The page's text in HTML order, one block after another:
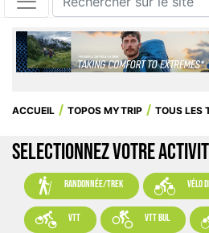
ACCUEIL TOPOS MYTRIP TOUS LES
SELECTIONNEZ VOTRE
 randonnée/trek  vélo
 VTT  VTT BUL